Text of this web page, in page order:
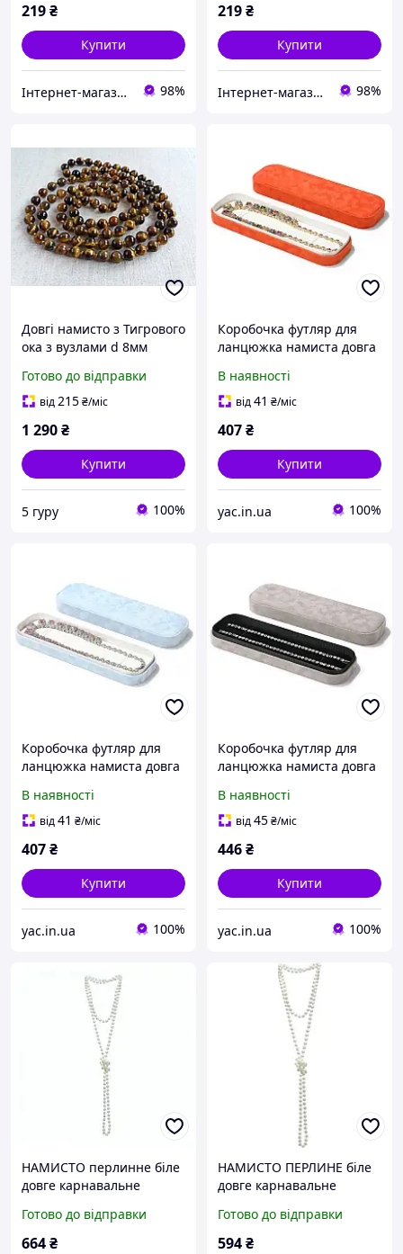
219₴
Купити
Інтернет-магазин Арішоп 98%
219₴
Купити
Інтернет-магазин Арішоп 98%
Довгі намисто з Тигрового
ока з вузлами d 8мм
Готово до відправки
від215₴/міс
1 290₴
Купити
5 гуру 100%
Коробочка футляр для
ланцюжка намиста довга
В наявності
від41 ₴/міс
407₴
Купити
yac.in.ua 100%
Коробочка футляр для
ланцюжка намиста довга
В наявності
від41 ₴/міс
407₴
Купити
yac.in.ua 100%
Коробочка футляр для
ланцюжка намиста довга
В наявності
від45₴/міс
446₴
Купити
yac.in.ua 100%
НАМИСТО перлинне біле
довге карнавальне
Готово до відправки
664₴
НАМИСТО ПЕРЛИНЕ біле
довге карнавальне
Готово до відправки
594₴